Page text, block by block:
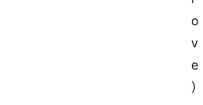
o
v
e
）